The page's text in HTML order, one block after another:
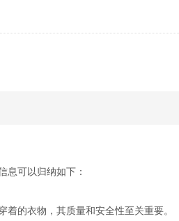
息可以归纳如下：
着的衣物，其质量和安全性至关重要。